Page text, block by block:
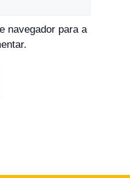
navegador para a